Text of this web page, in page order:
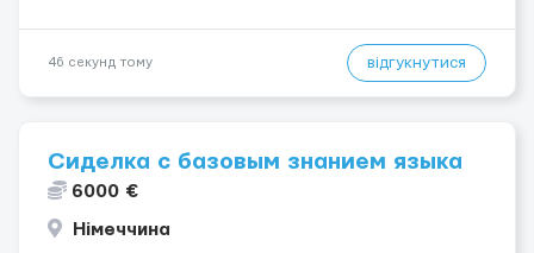
46 секунд тому відгукнутися
Сиделка с базовым знанием языка
6000 €
Німеччина